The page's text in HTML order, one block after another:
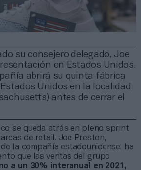
su consejero delegado, Joe
en Estados Unidos.
abrirá su quinta fábrica
Unidos en la localidad
antes de cerrar el
se queda atrás en pleno sprint
de retail. Joe Preston,
la compañía estadounidense, ha
que las ventas del grupo
a un 30% interanual en 2021,